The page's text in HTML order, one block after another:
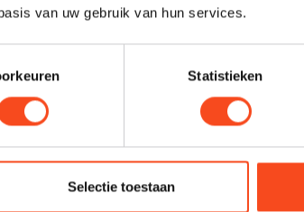
van uw gebruik van hun services.
Statistieken
Selectie toestaan
manier kan worden opgeslagen op een
waaronder en de wijze waarop de consument
het uitgesloten zijn van het herroepingsrecht;
garanties en bestaande service na aankoop;
3 van deze voorwaarden opgenomen gegevens,
uitvoering van de overeenkomst;
opzegging van de overeenkomst indien de